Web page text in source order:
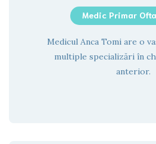
Medic Primar
Medicul Anca Tomi are o
multiple specializări în
anterior.